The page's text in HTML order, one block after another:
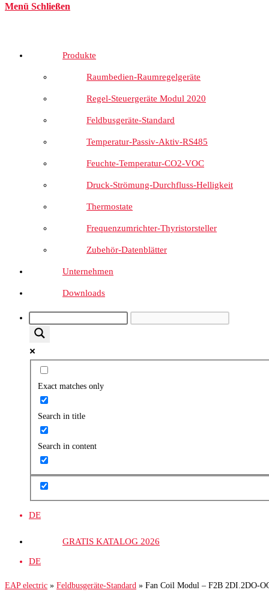
Menü Schließen
Produkte
Raumbedien-Raumregelgeräte
Regel-Steuergeräte Modul 2020
Feldbusgeräte-Standard
Temperatur-Passiv-Aktiv-RS485
Feuchte-Temperatur-CO2-VOC
Druck-Strömung-Durchfluss-Helligkeit
Thermostate
Frequenzumrichter-Thyristorsteller
Zubehör-Datenblätter
Unternehmen
Downloads
Exact matches only
Search in title
Search in content
DE
GRATIS KATALOG 2026
DE
EAP electric » Feldbusgeräte-Standard » Fan Coil Modul – F2B 2DI.2DO-